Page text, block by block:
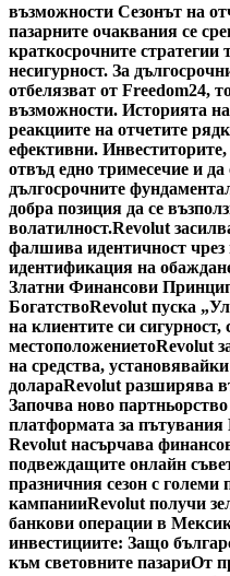
възможности Сезонът на
пазарните очаквания се
краткосрочните стратегии
несигурност. За
отбелязват от Freedom24,
възможности. Историята
реакциите на отчетите
ефективни. Инвеститорите,
отвъд едно тримесечие и
дългосрочните
добра позиция да се
волатилност.Revolut
фалшива идентичност чрез
идентификация на
Златни Финансови
БогатствоRevolut пуска
на клиентите си сигурност,
местоположениетоRevolut
на средства,
долараRevolut разширява
Започва ново
платформата за пътувания
Revolut насърчава
подвеждащите онлайн
празничния сезон с
кампанииRevolut получи
банкови операции в
инвестициите: Защо
към световните пазариОт